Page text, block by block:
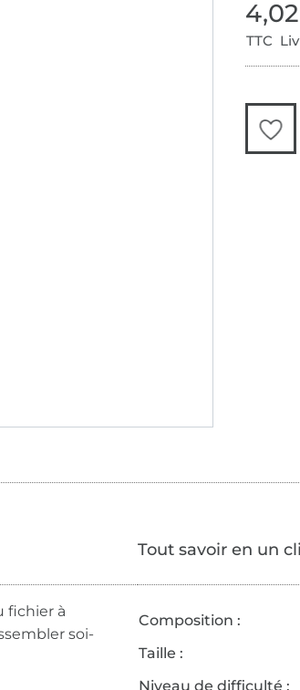
TTC
fichier à
soi-
Tout savoir en un
Composition :
Taille :
Niveau de difficulté :